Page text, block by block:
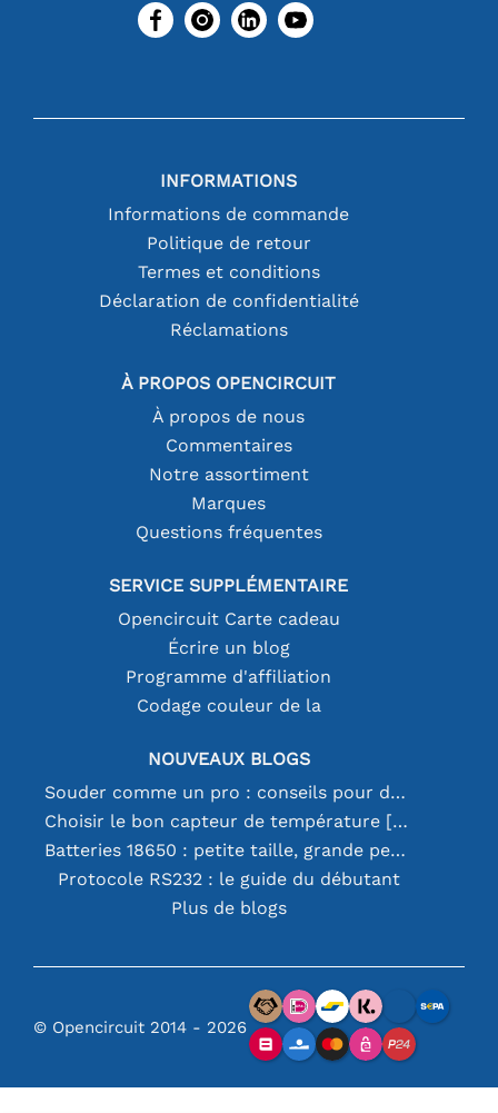
INFORMATIONS
Informations de commande
Politique de retour
Termes et conditions
Déclaration de confidentialité
Réclamations
À PROPOS OPENCIRCUIT
À propos de nous
Commentaires
Notre assortiment
Marques
Questions fréquentes
SERVICE SUPPLÉMENTAIRE
Opencircuit Carte cadeau
Écrire un blog
Programme d'affiliation
Codage couleur de la
NOUVEAUX BLOGS
Souder comme un pro : conseils pour des connexions électroniques parfaites
Choisir le bon capteur de température [youtube]
Batteries 18650 : petite taille, grande performance
Protocole RS232 : le guide du débutant
Plus de blogs
© Opencircuit 2014 - 2026